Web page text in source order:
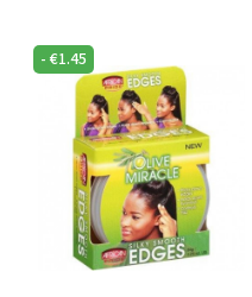
Breakage
Strengthening
Treatment
170
gr
aantal
-€1.45